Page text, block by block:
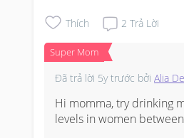
Thích 2 Trả Lời
Super Mom
Đã trả lời 5y trước bởi Alia
Hi momma, try drinking
levels in women